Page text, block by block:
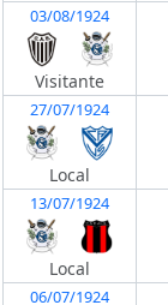
03/08/1924
Visitante
27/07/1924
Local
13/07/1924
Local
06/07/1924